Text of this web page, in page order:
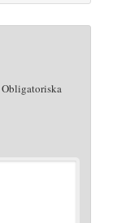
Obligatoriska